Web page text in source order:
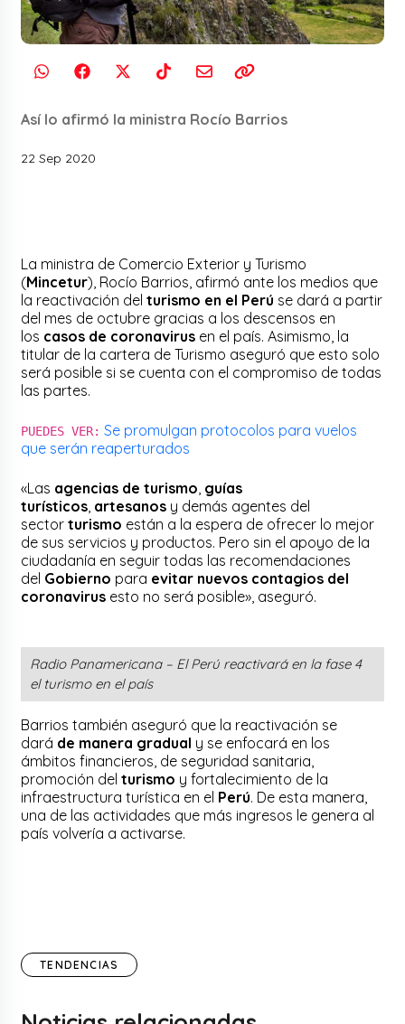
Así lo afirmó la ministra Rocío Barrios
22 Sep 2020
La ministra de Comercio Exterior y Turismo
(Mincetur), Rocío Barrios, afirmó ante los medios que
la reactivación delturismo en el Perú se dará a partir
del mes de octubre gracias a los descensos en
los casos de coronavirus en el país. Asimismo, la
titular de la cartera de Turismo aseguró que esto solo
será posible si se cuenta con el compromiso de todas
las partes.
PUEDES VER: Se promulgan protocolos para vuelos
que serán reaperturados
«Las agencias de turismo guías
turísticos artesanos y demás agentes del
sectorturismo están a la espera de ofrecer lo mejor
de sus servicios y productos. Pero sin el apoyo de la
ciudadanía en seguir todas las recomendaciones
del Gobierno para evitar nuevos contagios del
coronavirus esto no será posible», aseguró.
Radio Panamericana – El Perú reactivará en la fase 4
el turismo en el país
Barrios también aseguró que la reactivación se
dará de manera gradual y se enfocará en los
ámbitos financieros, de seguridad sanitaria,
promoción delturismo y fortalecimiento de la
infraestructura turística en el Perú. De esta manera,
una de las actividades que más ingresos le genera al
país volvería a activarse.
TENDENCIAS